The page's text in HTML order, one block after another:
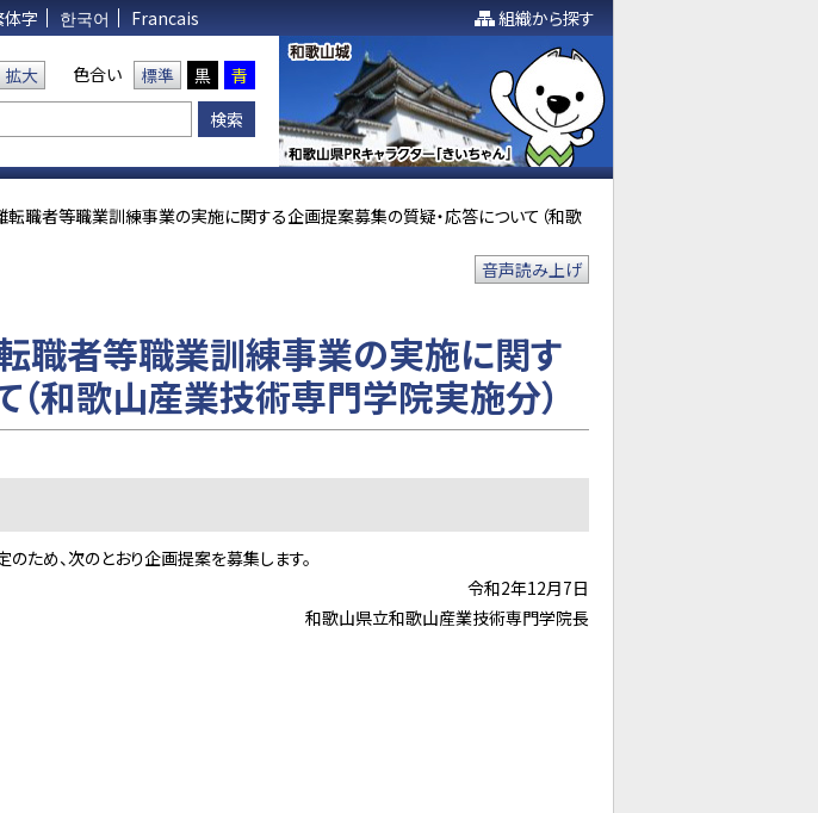
体字 한국어 Francais 組織から探す
拡大 色合い 標準 黒 青
職者等職業訓練事業の実施に関する企画提案募集の質疑・応答について（和歌
音声読み上げ
職者等職業訓練事業の実施に関す
和歌山産業技術専門学院実施分）
め、次のとおり企画提案を募集します。
令和2年12月7日
和歌山県立和歌山産業技術専門学院長